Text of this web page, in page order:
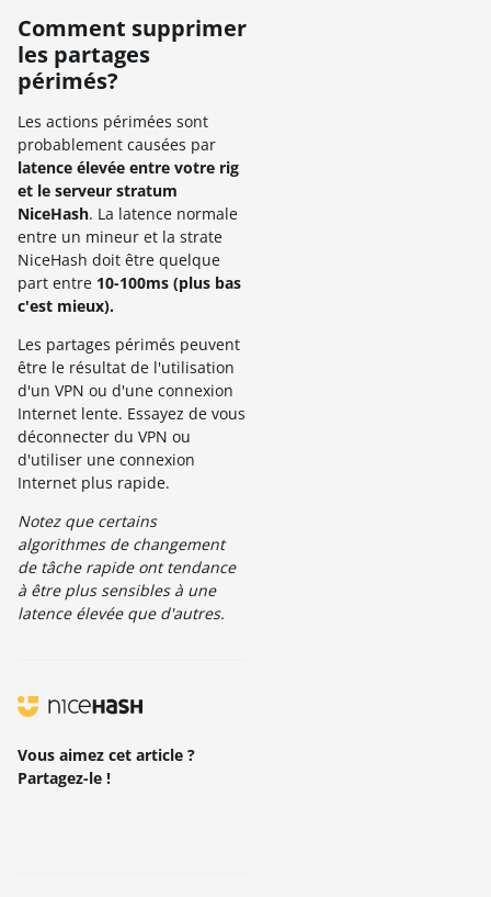
Comment supprimer
les partages
périmés?
Les actions périmées sont
probablement causées par
latence élevée entre votre rig
et le serveur stratum
NiceHash. La latence normale
entre un mineur et la strate
NiceHash doit être quelque
part entre 10-100ms (plus bas
c'est mieux).
Les partages périmés peuvent
être le résultat de l'utilisation
d'un VPN ou d'une connexion
Internet lente. Essayez de vous
déconnecter du VPN ou
d'utiliser une connexion
Internet plus rapide.
Notez que certains
algorithmes de changement
de tâche rapide ont tendance
à être plus sensibles à une
latence élevée que d'autres.
Vous aimez cet article ?
Partagez-le !